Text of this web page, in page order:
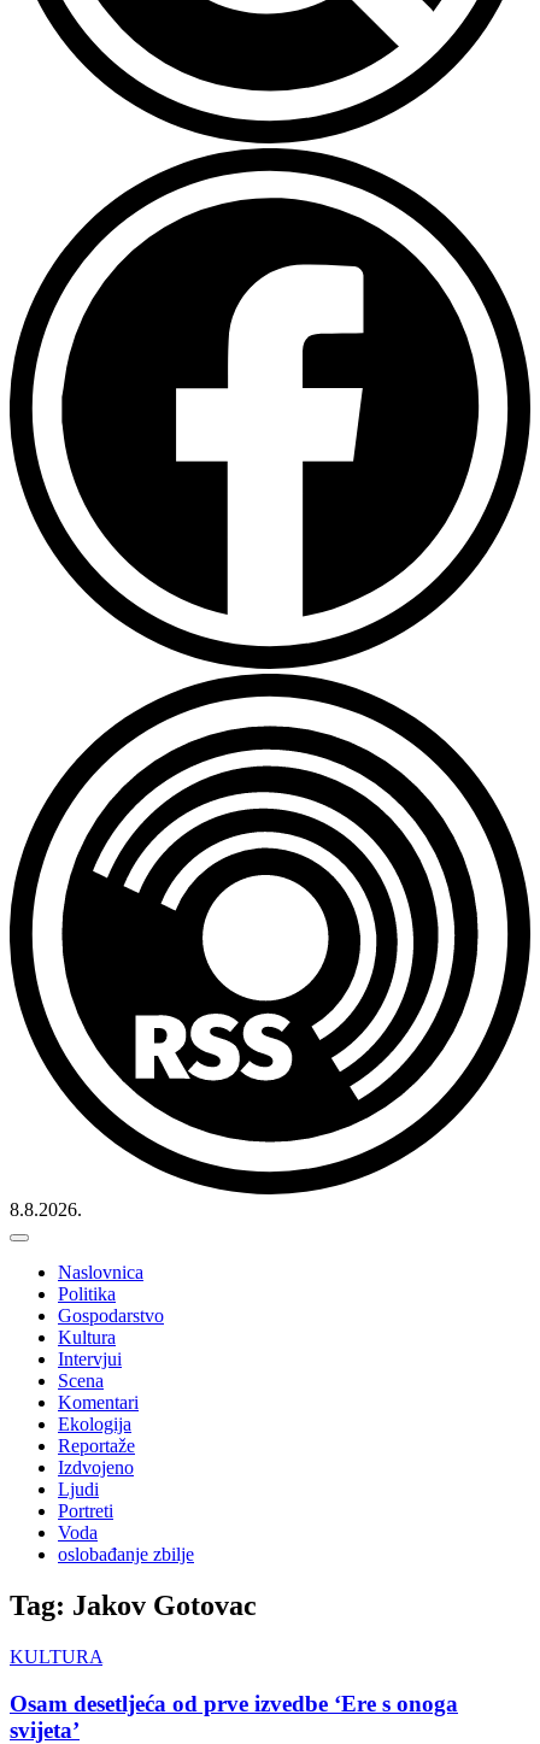
8.8.2026.
Naslovnica
Politika
Gospodarstvo
Kultura
Intervjui
Scena
Komentari
Ekologija
Reportaže
Izdvojeno
Ljudi
Portreti
Voda
oslobađanje zbilje
Tag: Jakov Gotovac
KULTURA
Osam desetljeća od prve izvedbe ‘Ere s onoga
svijeta’